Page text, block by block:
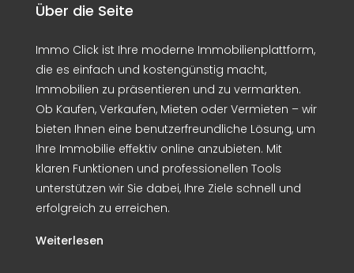
Über die Seite
Immo Click ist Ihre moderne Immobilienplattform,
die es einfach und kostengünstig macht,
Immobilien zu präsentieren und zu vermarkten.
Ob Kaufen, Verkaufen, Mieten oder Vermieten – wir
bieten Ihnen eine benutzerfreundliche Lösung, um
Ihre Immobilie effektiv online anzubieten. Mit
klaren Funktionen und professionellen Tools
unterstützen wir Sie dabei, Ihre Ziele schnell und
erfolgreich zu erreichen.
Weiterlesen